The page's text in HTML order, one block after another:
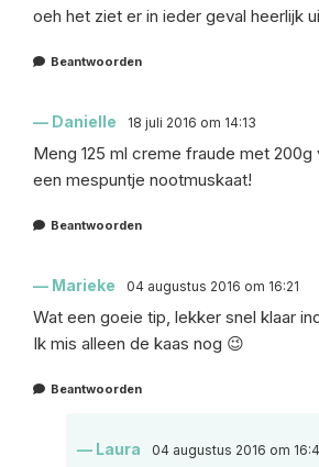
oeh het ziet er in ieder geval heerlijk
Beantwoorden
Danielle 18 juli 2016 om 14:13
Meng 125 ml creme fraude met 200g
een mespuntje nootmuskaat!
Beantwoorden
Marieke 04 augustus 2016 om 16:21
Wat een goeie tip, lekker snel klaar
Ik mis alleen de kaas nog 😉
Beantwoorden
Laura 04 augustus 2016 om